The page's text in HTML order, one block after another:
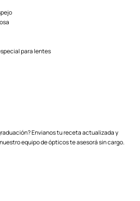
para lentes
Envianos tu receta actualizada y
equipo de ópticos te asesorá sin cargo.